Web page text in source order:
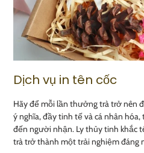
Dịch vụ in tên cốc
Hãy để mỗi lần thưởng trà trở nên
ý nghĩa, đầy tinh tế và cá nhân
đến người nhận. Ly thủy tinh khắc
trà trở thành một trải nghiệm đáng